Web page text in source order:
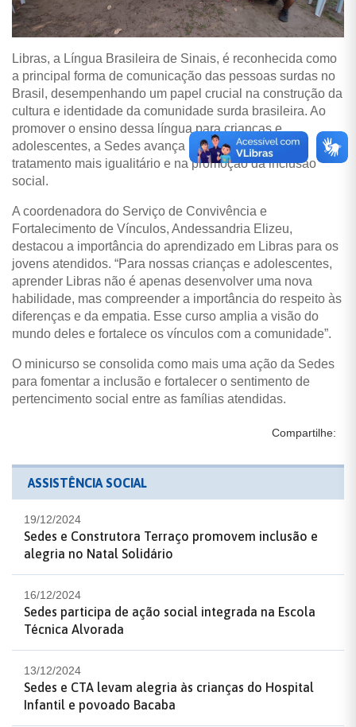
Libras, a Língua Brasileira de Sinais, é reconhecida como
a principal forma de comunicação das pessoas surdas no
Brasil, desempenhando um papel crucial na construção da
cultura e identidade da comunidade surda brasileira. Ao
promover o ensino dessa língua para crianças e
adolescentes, a Sedes avança na garantia de um
tratamento mais igualitário e na promoção da inclusão
social.
A coordenadora do Serviço de Convivência e
Fortalecimento de Vínculos, Andessandria Elizeu,
destacou a importância do aprendizado em Libras para os
jovens atendidos. “Para nossas crianças e adolescentes,
aprender Libras não é apenas desenvolver uma nova
habilidade, mas compreender a importância do respeito às
diferenças e da empatia. Esse curso amplia a visão do
mundo deles e fortalece os vínculos com a comunidade”.
O minicurso se consolida como mais uma ação da Sedes
para fomentar a inclusão e fortalecer o sentimento de
pertencimento social entre as famílias atendidas.
Compartilhe:
ASSISTÊNCIA SOCIAL
19/12/2024
Sedes e Construtora Terraço promovem inclusão e
alegria no Natal Solidário
16/12/2024
Sedes participa de ação social integrada na Escola
Técnica Alvorada
13/12/2024
Sedes e CTA levam alegria às crianças do Hospital
Infantil e povoado Bacaba